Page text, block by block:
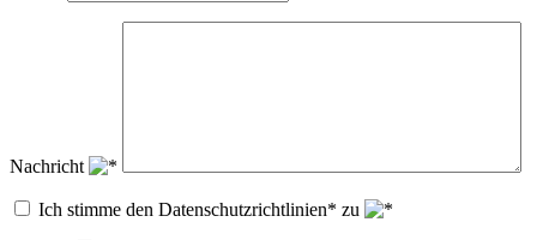
Nachricht
Ich stimme den Datenschutzrichtlinien* zu